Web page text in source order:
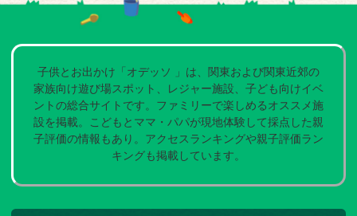
子供とお出かけ「オデッソ 」は、関東および関東近郊の
家族向け遊び場スポット、レジャー施設、子ども向けイベ
ントの総合サイトです。ファミリーで楽しめるオススメ施
設を掲載。こどもとママ・パパが現地体験して採点した親
子評価の情報もあり。アクセスランキングや親子評価ラン
キングも掲載しています。